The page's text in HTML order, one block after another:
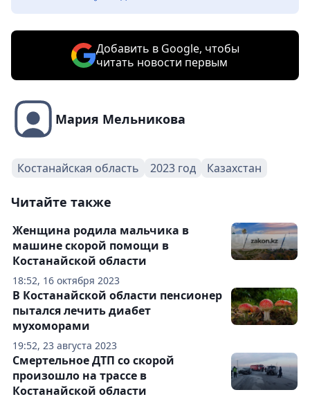
Добавить в Google, чтобы
читать новости первым
Мария Мельникова
Костанайская область 2023 год Казахстан
Читайте также
18:52, 16 октября 2023
Женщина родила мальчика в
машине скорой помощи в
Костанайской области
19:52, 23 августа 2023
В Костанайской области пенсионер
пытался лечить диабет
мухоморами
Смертельное ДТП со скорой
произошло на трассе в
Костанайской области